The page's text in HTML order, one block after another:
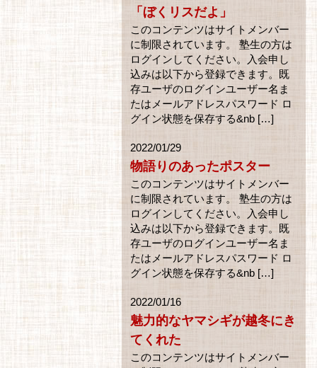
「ぼくリスだよ」
このコンテンツはサイトメンバー
に制限されています。 塾生の方は
ログインしてください。入会申し
込みは以下から登録できます。既
存ユーザのログインユーザー名ま
たはメールアドレスパスワード ロ
グイン状態を保存する&nb […]
2022/01/29
物語りのあったポスター
このコンテンツはサイトメンバー
に制限されています。 塾生の方は
ログインしてください。入会申し
込みは以下から登録できます。既
存ユーザのログインユーザー名ま
たはメールアドレスパスワード ロ
グイン状態を保存する&nb […]
2022/01/16
魅力的なヤマシギが越冬にき
てくれた
このコンテンツはサイトメンバー